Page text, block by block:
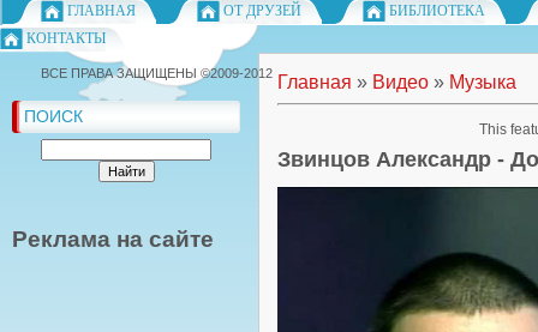
ГЛАВНАЯ
ОТ ДРУЗЕЙ
БИБЛИОТЕКА
КОНТАКТЫ
ПОИСК
Реклама на сайте
Главная » Видео » Музыка
Звинцов Александр -
ВСЕ ПРАВА ЗАЩИЩЕНЫ ©2009-2012
This